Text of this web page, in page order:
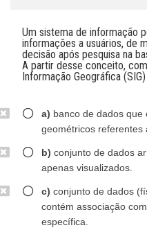
Um sistema de informação
informações a usuários, de
decisão após pesquisa na
A partir desse conceito,
Informação Geográfica
a) banco de dados que
geométricos referentes
b) conjunto de dados
apenas visualizados.
c) conjunto de dados
contém associação
específica.